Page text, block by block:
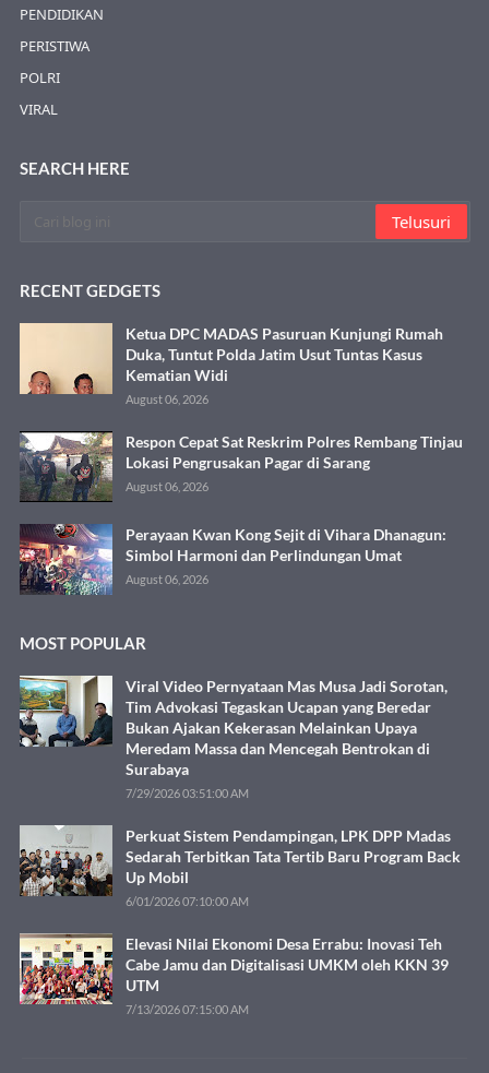
PENDIDIKAN
PERISTIWA
POLRI
VIRAL
SEARCH HERE
RECENT GEDGETS
Ketua DPC MADAS Pasuruan Kunjungi Rumah
Duka, Tuntut Polda Jatim Usut Tuntas Kasus
Kematian Widi
August 06, 2026
Respon Cepat Sat Reskrim Polres Rembang Tinjau
Lokasi Pengrusakan Pagar di Sarang
August 06, 2026
Perayaan Kwan Kong Sejit di Vihara Dhanagun:
Simbol Harmoni dan Perlindungan Umat
August 06, 2026
MOST POPULAR
Viral Video Pernyataan Mas Musa Jadi Sorotan,
Tim Advokasi Tegaskan Ucapan yang Beredar
Bukan Ajakan Kekerasan Melainkan Upaya
Meredam Massa dan Mencegah Bentrokan di
Surabaya
7/29/2026 03:51:00 AM
Perkuat Sistem Pendampingan, LPK DPP Madas
Sedarah Terbitkan Tata Tertib Baru Program Back
Up Mobil
6/01/2026 07:10:00 AM
Elevasi Nilai Ekonomi Desa Errabu: Inovasi Teh
Cabe Jamu dan Digitalisasi UMKM oleh KKN 39
UTM
7/13/2026 07:15:00 AM